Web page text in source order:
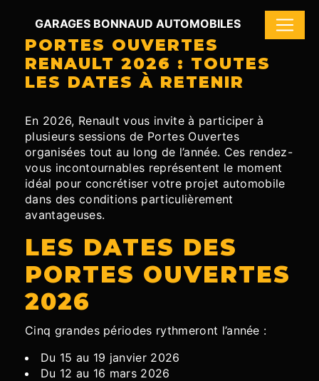
GARAGES BONNAUD AUTOMOBILES
PORTES OUVERTES
RENAULT 2026 : TOUTES
LES DATES À RETENIR
En 2026, Renault vous invite à participer à
plusieurs sessions de Portes Ouvertes
organisées tout au long de l’année. Ces rendez-
vous incontournables représentent le moment
idéal pour concrétiser votre projet automobile
dans des conditions particulièrement
avantageuses.
LES DATES DES
PORTES OUVERTES
2026
Cinq grandes périodes rythmeront l’année :
Du 15 au 19 janvier 2026
Du 12 au 16 mars 2026